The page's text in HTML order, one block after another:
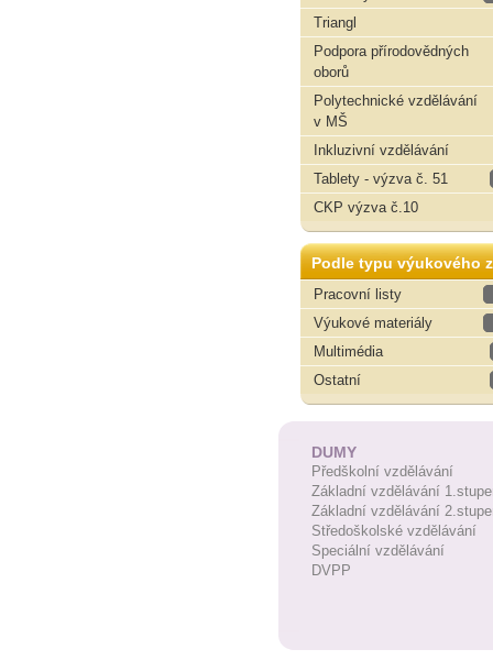
Triangl
Podpora přírodovědných
oborů
Polytechnické vzdělávání
v MŠ
Inkluzivní vzdělávání
Tablety - výzva č. 51
CKP výzva č.10
Podle typu výukového
Pracovní listy
Výukové materiály
Multimédia
Ostatní
DUMY
Předškolní vzdělávání
Základní vzdělávání
Základní vzdělávání
Středoškolské vzdělávání
Speciální vzdělávání
DVPP